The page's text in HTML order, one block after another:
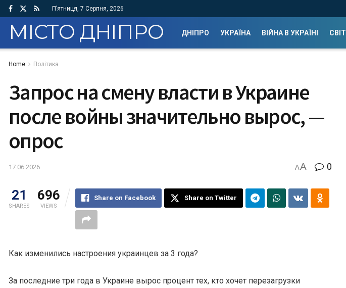
П’ятниця, 7 Серпня, 2026
МІСТО ДНІПРО ДНІПРО УКРАЇНА ВІЙНА В УКРАЇНІ СВІТ
Home Політика
Запрос на смену власти в Украине
после войны значительно вырос, —
опрос
17.06.2026 AA 0
21
SHARES
696
VIEWS
Share on Facebook Share on Twitter
Как изменились настроения украинцев за 3 года?
За последние три года в Украине вырос процент тех, кто хочет перезагрузки